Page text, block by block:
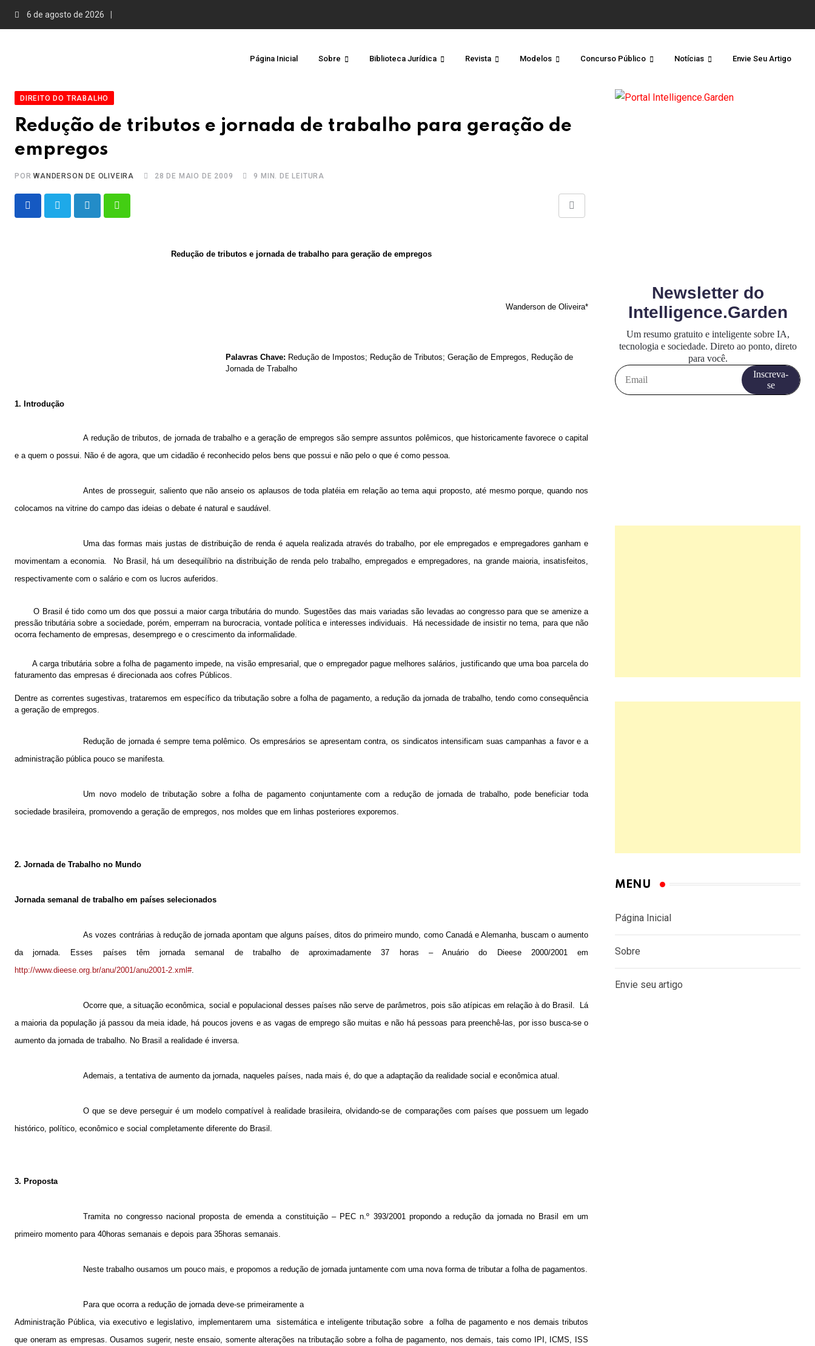
6 de agosto de 2026
Página Inicial Sobre Biblioteca Jurídica Revista Modelos Concurso Público Notícias Envie Seu Artigo
DIREITO DO TRABALHO
Redução de tributos e jornada de trabalho para geração de
empregos
PORWANDERSON DE OLIVEIRA 28 DE MAIO DE 2009 9 MIN. DE LEITURA
LinkedInWhatsapp
Share
Redução de tributos e jornada de trabalho para geração de empregos
Wanderson de Oliveira*
Palavras Chave: Redução de Impostos; Redução de Tributos; Geração de Empregos, Redução de
Jornada de Trabalho
1. Introdução
A redução de tributos, de jornada de trabalho e a geração de empregos são sempre assuntos polêmicos, que historicamente favorece o capital
e a quem o possui. Não é de agora, que um cidadão é reconhecido pelos bens que possui e não pelo o que é como pessoa.
Antes de prosseguir, saliento que não anseio os aplausos de toda platéia em relação ao tema aqui proposto, até mesmo porque, quando nos
colocamos na vitrine do campo das ideias o debate é natural e saudável.
Uma das formas mais justas de distribuição de renda é aquela realizada através do trabalho, por ele empregados e empregadores ganham e
movimentam a economia.
No Brasil, há um desequilíbrio na distribuição de renda pelo trabalho, empregados e empregadores, na grande maioria, insatisfeitos,
respectivamente com o salário e com os lucros auferidos.
O Brasil é tido como um dos que possui a maior carga tributária do mundo. Sugestões das mais variadas são levadas ao congresso para que se amenize a
pressão tributária sobre a sociedade, porém, emperram na burocracia, vontade política e interesses individuais.
Há necessidade de insistir no tema, para que não
ocorra fechamento de empresas, desemprego e o crescimento da informalidade.
A carga tributária sobre a folha de pagamento impede, na visão empresarial, que o empregador pague melhores salários, justificando que uma boa parcela do
faturamento das empresas é direcionada aos cofres Públicos.
Dentre as correntes sugestivas, trataremos em específico da tributação sobre a folha de pagamento, a redução da jornada de trabalho, tendo como consequência
a geração de empregos.
Redução de jornada é sempre tema polêmico. Os empresários se apresentam contra, os sindicatos intensificam suas campanhas a favor e a
administração pública pouco se manifesta.
Um novo modelo de tributação sobre a folha de pagamento conjuntamente com a redução de jornada de trabalho, pode beneficiar toda
sociedade brasileira, promovendo a geração de empregos, nos moldes que em linhas posteriores exporemos.
2. Jornada de Trabalho no Mundo
Jornada semanal de trabalho em países selecionados
As vozes contrárias à redução de jornada apontam que alguns países, ditos do primeiro mundo, como Canadá e Alemanha, buscam o aumento
da jornada. Esses países têm jornada semanal de trabalho de aproximadamente 37 horas – Anuário do Dieese 2000/2001 em
http://www.dieese.org.br/anu/2001/anu2001-2.xml#.
Ocorre que, a situação econômica, social e populacional desses países não serve de parâmetros, pois são atípicas em relação à do Brasil.
Lá
a maioria da população já passou da meia idade, há poucos jovens e as vagas de emprego são muitas e não há pessoas para preenchê-las, por isso busca-se o
aumento da jornada de trabalho. No Brasil a realidade é inversa.
Ademais, a tentativa de aumento da jornada, naqueles países, nada mais é, do que a adaptação da realidade social e econômica atual.
O que se deve perseguir é um modelo compatível à realidade brasileira, olvidando-se de comparações com países que possuem um legado
histórico, político, econômico e social completamente diferente do Brasil.
3. Proposta
Tramita no congresso nacional proposta de emenda a constituição – PEC n.º 393/2001 propondo a redução da jornada no Brasil em um
primeiro momento para 40horas semanais e depois para 35horas semanais.
Neste trabalho ousamos um pouco mais, e propomos a redução de jornada juntamente com uma nova forma de tributar a folha de pagamentos.
Para que ocorra a redução de jornada deve-se primeiramente a
Administração Pública, via executivo e legislativo, implementarem uma
sistemática e inteligente tributação sobre
a folha de pagamento e nos demais tributos
que oneram as empresas. Ousamos sugerir, neste ensaio, somente alterações na tributação sobre a folha de pagamento, nos demais, tais como IPI, ICMS, ISS
MENU
Página Inicial
Sobre
Envie seu artigo